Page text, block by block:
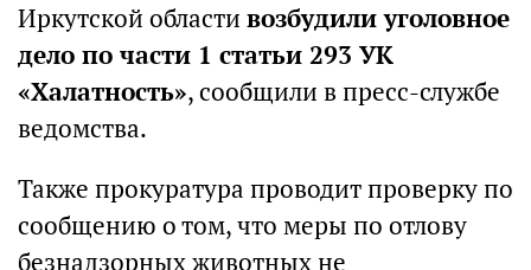
Иркутской области возбудили уголовное
дело по части 1 статьи 293 УК
«Халатность», сообщили в пресс-службе
ведомства.
Также прокуратура проводит проверку по
сообщению о том, что меры по отлову
безнадзорных животных не